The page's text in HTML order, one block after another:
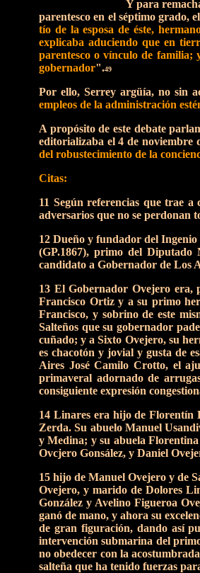
Y para
parentesco en el séptimo grado,
tío de la esposa de éste,
explicaba aduciendo que en
parentesco o vínculo de familia;
gobernador".49
Por ello, Serrey argüía, no sin
empleos de la administración
A propósito de este debate
editorializaba el 4 de noviembre
del robustecimiento de la
Citas:
11 Según referencias que trae
adversarios que no se perdonan
12 Dueño y fundador del
(GP.1867), primo del
candidato a Gobernador de Los
13 El Gobernador Ovejero era,
Francisco Ortiz y a su primo
Francisco, y sobrino de este
Salteños que su gobernador
cuñado; y a Sixto Ovejero, su
es chacotón y jovial y gusta de
Aires José Camilo Crotto, el
primaveral adornado de
consiguiente expresión
14 Linares era hijo de Florentín
Zerda. Su abuelo Manuel
y Medina; y su abuela
Ovcjero Gonsález, y Daniel
15 hijo de Manuel Ovejero y de
Ovejero, y marido de Dolores
González y Avelino Figueroa
ganó de mano, y ahora su
de gran figuración, dando así
intervención submarina del
no obedecer con la
salteña que ha tenido fuerzas